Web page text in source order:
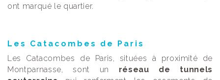
ont marqué le quartier.
Les Catacombes de Paris
Les Catacombes de Paris, situées à proximité de
Montparnasse, sont un réseau de tunnels